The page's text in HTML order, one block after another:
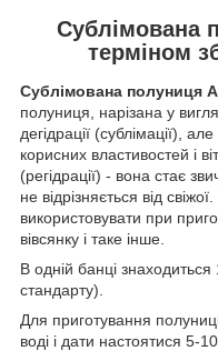
Сублімована
терміном
Сублімована полуниця
полуниця, нарізана у
дегідрації (сублімації),
корисних властивостей і
(регідрації) - вона стає
не відрізняється від
використовувати при
вівсянку і таке інше.
В одній банці
стандарту).
Для приготування
воді і дати настоятися 5-